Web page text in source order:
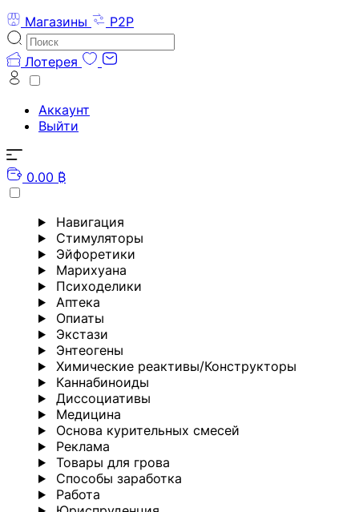
Магазины
P2P
Лотерея
Аккаунт
Выйти
0.00 ₿
Навигация
Стимуляторы
Эйфоретики
Марихуана
Психоделики
Аптека
Опиаты
Экстази
Энтеогены
Химические реактивы/Конструкторы
Каннабиноиды
Диссоциативы
Медицина
Основа курительных смесей
Реклама
Товары для грова
Способы заработка
Работа